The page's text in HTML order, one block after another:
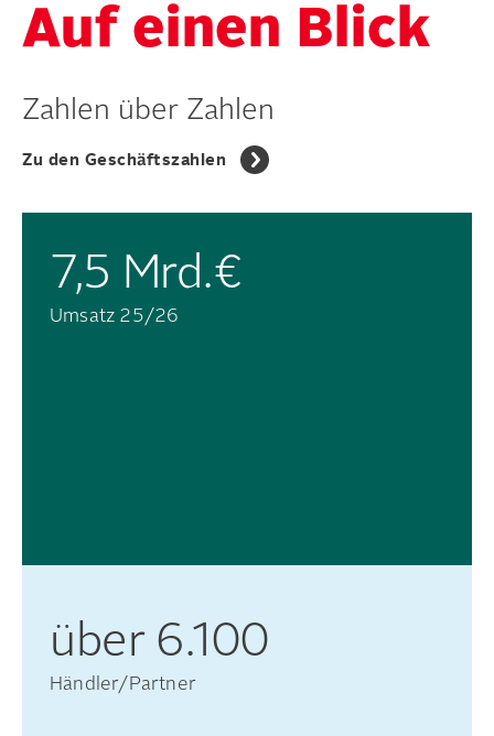
Auf einen Blick
Zahlen über Zahlen
Zu den Geschäftszahlen
7,5 Mrd.€
Umsatz 25/26
über 6.100
Händler/Partner